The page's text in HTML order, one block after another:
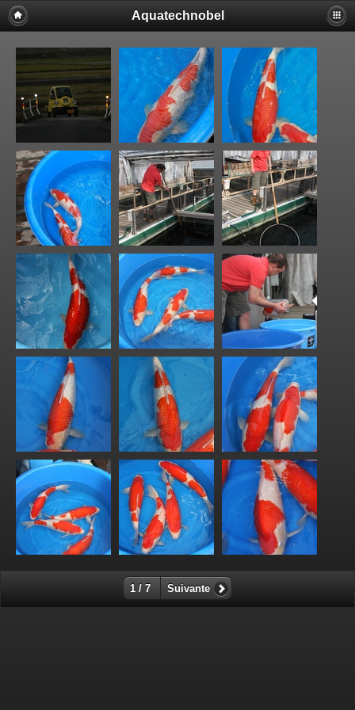
Aquatechnobel
1 / 7 Suivante